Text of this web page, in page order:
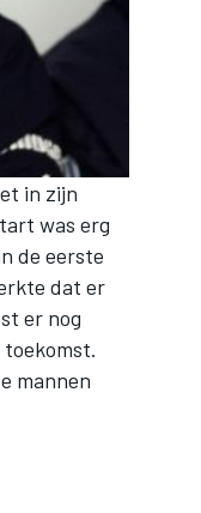
in zijn
was erg
de eerste
dat er
er nog
mannen